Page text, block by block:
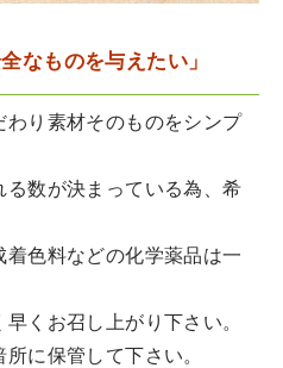
なものを与えたい」
り素材そのものをシンプ
数が決まっている為、希
着色料などの化学薬品は一
くお召し上がり下さい。
に保管して下さい。